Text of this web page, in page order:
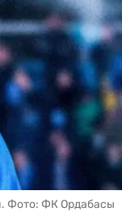
Фото: ФК Ордабасы